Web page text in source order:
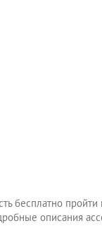
бесплатно пройти
описания